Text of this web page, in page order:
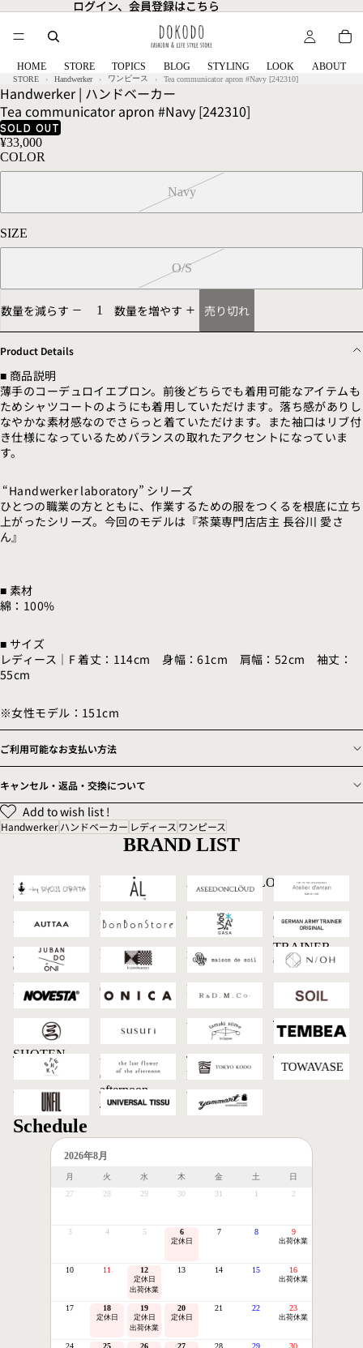
ログイン、会員登録はこちら
ログイン、会員登録はこちら
HOME STORE TOPICS BLOG STYLING LOOK ABOUT
STORE Handwerker ワンピース Tea communicator apron #Navy [242310]
Handwerker | ハンドベーカー
Tea communicator apron #Navy [242310]
SOLD OUT
¥33,000
COLOR
Navy
SIZE
O/S
数量を減らす 数量を増やす 売り切れ
Product Details
■ 商品説明
薄手のコーデュロイエプロン。前後どちらでも着用可能なアイテムも
ためシャツコートのようにも着用していただけます。落ち感がありし
なやかな素材感なのでさらっと着ていただけます。また袖口はリブ付
き仕様になっているためバランスの取れたアクセントになっていま
す。
“Handwerker laboratory” シリーズ
ひとつの職業の方とともに、作業するための服をつくるを根底に立ち
上がったシリーズ。今回のモデルは『茶葉専門店店主 長谷川 愛さ
ん』
■ 素材
綿：100%
■ サイズ
レディース｜F 着丈：114cm 身幅：61cm 肩幅：52cm 袖丈：
55cm
※女性モデル：151cm
ご利用可能なお支払い方法
キャンセル・返品・交換について
Add to wish list !
Handwerkerハンドベーカー レディース ワンピース
BRAND LIST
-by RYOJI
OBATA
ASEEDONCLOUDAtelier d'antan
AUTTAA BonBonStore GASA*
GERMAN
ARMY
TRAINER
ORIGINAL
JUBAN DO
ONI
kijinokanosei maison de soil N/OH
NOVESTA ONICA R&D.M.Co- SOIL
SUMITANI
SABURO
SHOTEN
SUSURI tamaki niime TEMBEA
TESHIKI
the last flower
of the
afternoon
TOKYO
KODO
TOWAVASE
UNFIL
UNIVERSAL
TISSU
Yammart
Schedule
2026年8月
月 火 水 木 金 土
日
27
28 29 30 31 1 2
3 4 5 6
定休日
7 8 9
出荷休業
10 11 12
定休日
出荷休業
13 14 15 16
出荷休業
17 18
定休日
19
定休日
出荷休業
20
定休日
21 22 23
出荷休業
24 25 26 27 28 29 30